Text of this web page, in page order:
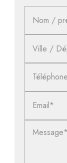
Nom /
Ville /
Email*
Message*